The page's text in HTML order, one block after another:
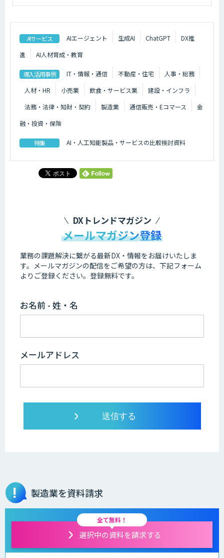
AIサービス AIエージェント 生成AI ChatGPT
DX推
進
AI人材育成・教育
導入活用事例 IT・情報・通信 不動産・住宅
人事・総務
人材・HR
小売業 飲食・サービス業
建設・インフラ
法務・法律・知財・契約
製造業 通信販売・Eコマース
金
融・投資・保険
特集 AI・人工知能製品・サービスの比較検討資料
DXトレンドマガジン
メールマガジン登録
業務の課題解決に繋がる最新DX・情報をお届けいたしま
す。 メールマガジンの配信をご希望の方は、下記フォーム
よりご登録ください。登録無料です。
お名前 - 姓・名
メールアドレス
製造業を資料請求
全て無料！
選択中の資料を請求する